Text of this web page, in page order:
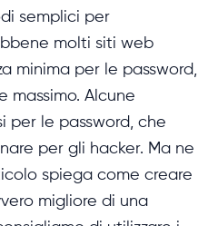
semplici per
molti siti web
minima per le password,
massimo. Alcune
per le password, che
per gli hacker. Ma ne
spiega come creare
migliore di una